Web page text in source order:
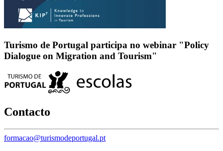
Turismo de Portugal participa no webinar "Policy
Dialogue on Migration and Tourism"
Contacto
formacao@turismodeportugal.pt